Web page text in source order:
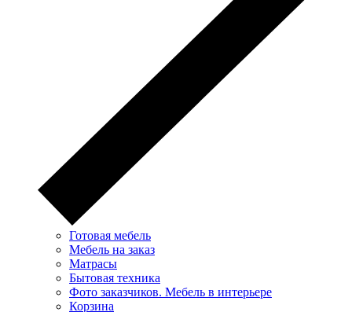
Готовая мебель
Мебель на заказ
Матрасы
Бытовая техника
Фото заказчиков. Мебель в интерьере
Корзина